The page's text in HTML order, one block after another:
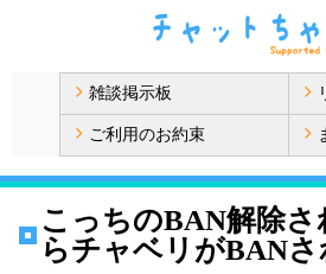
雑談掲示板
ご利用のお約束
こっちのBAN解除さ
らチャベリがBANさ